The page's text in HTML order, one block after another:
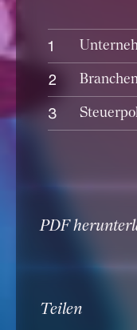
PDF
Teilen